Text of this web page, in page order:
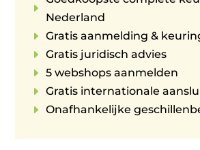
E
Nederland
E Gratis aanmelding &
E Gratis juridisch advies
E 5 webshops aanmelden
E Gratis internationale
E Onafhankelijke